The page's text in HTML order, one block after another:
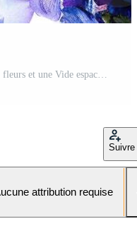
Suivre
attribution requise